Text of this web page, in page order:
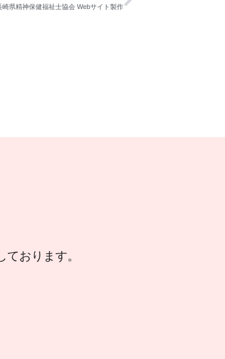
崎県精神保健福祉士協会 Webサイト製作
おります。